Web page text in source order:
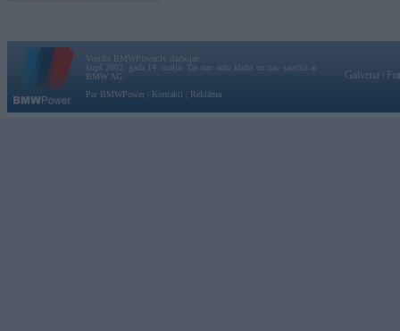
Vortāls BMWPower.lv darbojas
kopš 2002. gada 14. maija. Tas nav auto klubs un nav saistīts ar
BMW AG.
Par BMWPower
Kontakti Reklāma
Galvena